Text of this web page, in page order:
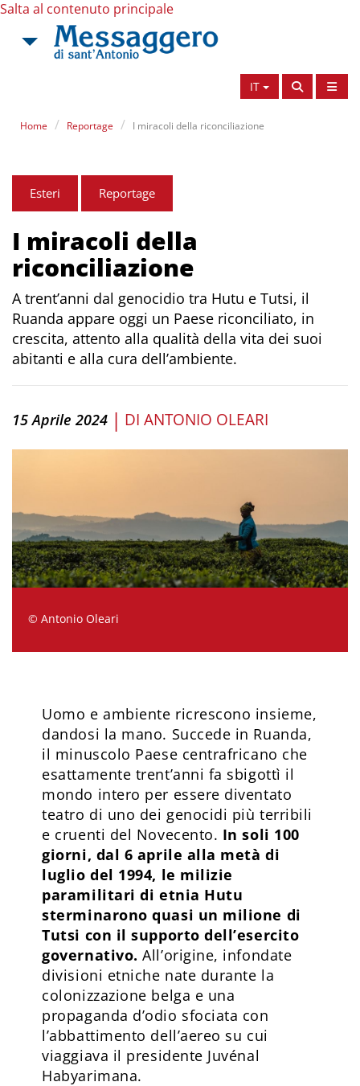
Salta al contenuto principale
IT
Home Reportage I miracoli della riconciliazione
Esteri Reportage
I miracoli della
riconciliazione
A trent’anni dal genocidio tra Hutu e Tutsi, il
Ruanda appare oggi un Paese riconciliato, in
crescita, attento alla qualità della vita dei suoi
abitanti e alla cura dell’ambiente.
15 Aprile 2024 | DI ANTONIO OLEARI
© Antonio Oleari
Uomo e ambiente ricrescono insieme,
dandosi la mano. Succede in Ruanda,
il minuscolo Paese centrafricano che
esattamente trent’anni fa sbigottì il
mondo intero per essere diventato
teatro di uno dei genocidi più terribili
e cruenti del Novecento. In soli 100
giorni, dal 6 aprile alla metà di
luglio del 1994, le milizie
paramilitari di etnia Hutu
sterminarono quasi un milione di
Tutsi con il supporto dell’esercito
governativo. All’origine, infondate
divisioni etniche nate durante la
colonizzazione belga e una
propaganda d’odio sfociata con
l’abbattimento del­l’aereo su cui
viaggiava il presidente Juvénal
Habyarimana.